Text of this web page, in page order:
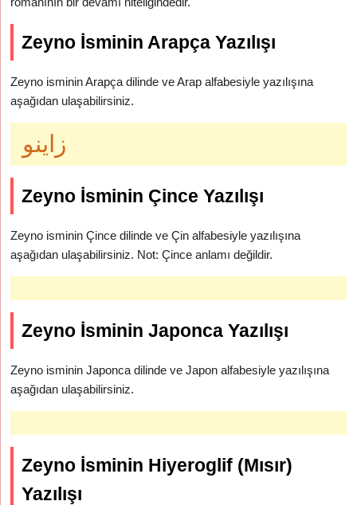
Zeyno İsminin Arapça Yazılışı
Zeyno isminin Arapça dilinde ve Arap alfabesiyle yazılışına
aşağıdan ulaşabilirsiniz.
زاينو
Zeyno İsminin Çince Yazılışı
Zeyno isminin Çince dilinde ve Çin alfabesiyle yazılışına
aşağıdan ulaşabilirsiniz. Not: Çince anlamı değildir.
Zeyno İsminin Japonca Yazılışı
Zeyno isminin Japonca dilinde ve Japon alfabesiyle yazılışına
aşağıdan ulaşabilirsiniz.
Zeyno İsminin Hiyeroglif (Mısır)
Yazılışı